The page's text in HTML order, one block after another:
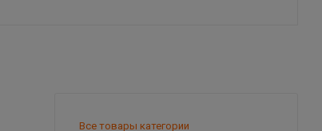
Все товары категории